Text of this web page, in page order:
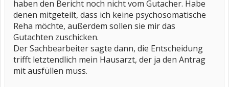
haben den Bericht noch nicht vom Gutacher. Habe
denen mitgeteilt, dass ich keine psychosomatische
Reha möchte, außerdem sollen sie mir das
Gutachten zuschicken.
Der Sachbearbeiter sagte dann, die Entscheidung
trifft letztendlich mein Hausarzt, der ja den Antrag
mit ausfüllen muss.